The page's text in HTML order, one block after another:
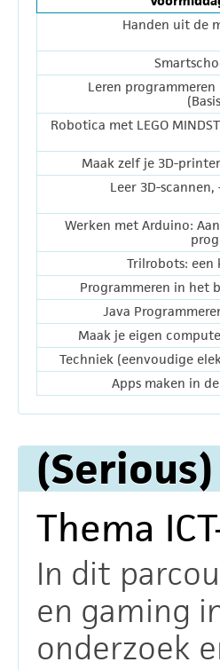
Handen uit de
Leren programmeren
Robotica met LEGO
Maak zelf je 3D-
Leer 3D-
Werken met Arduino:
Trilrobots:
Programmeren in het
Java
Maak je eigen
Techniek (eenvoudige
Apps maken in
Thema
In dit
en gaming
onderzoek